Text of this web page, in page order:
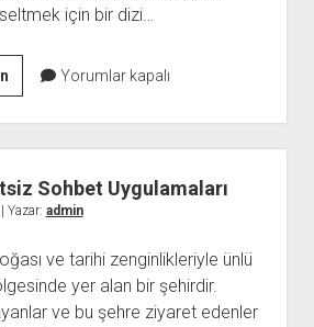
için bir dizi…
Adana
Seyhan
Belediyesi
Yardım
Başvurusu
Yorumlar kapalı
Sohbet Uygulamaları
Yazar: admin
ve tarihi zenginlikleriyle ünlü
yer alan bir şehirdir.
ve bu şehre ziyaret edenler